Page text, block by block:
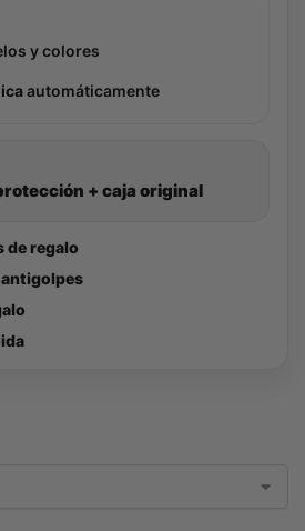
y colores
automáticamente
+ caja original
de regalo